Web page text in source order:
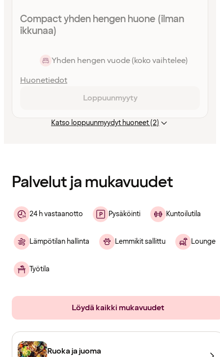
Compact yhden hengen huone (ilman
ikkunaa)
Yhden hengen vuode (koko vaihtelee)
Huonetiedot
Loppuunmyyty
Katso loppuunmyydyt huoneet (2)
Palvelut ja mukavuudet
24 h vastaanotto Pysäköinti Kuntoilutila
Lämpötilan hallinta Lemmikit sallittu Lounge
Työtila
Löydä kaikki mukavuudet
Ruoka ja juoma